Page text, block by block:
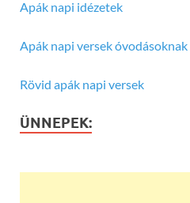
Apák napi idézetek
Apák napi versek óvodásoknak
Rövid apák napi versek
ÜNNEPEK: